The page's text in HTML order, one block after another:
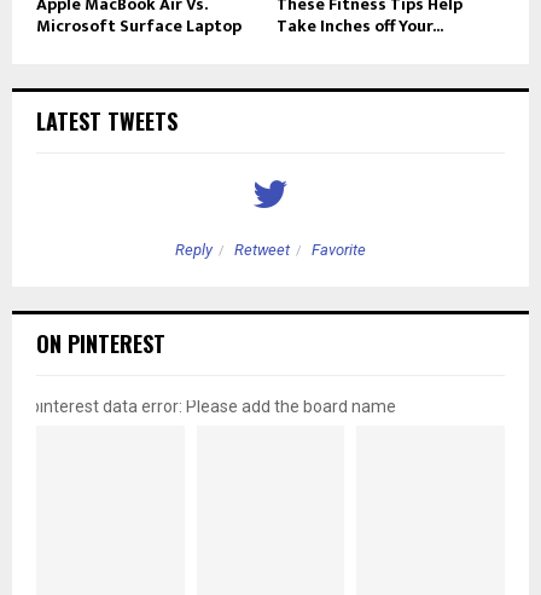
Microsoft Surface Laptop Take Inches off Your...
LATEST TWEETS
Reply Retweet Favorite
ON PINTEREST
pinterest data error: Please add the board name